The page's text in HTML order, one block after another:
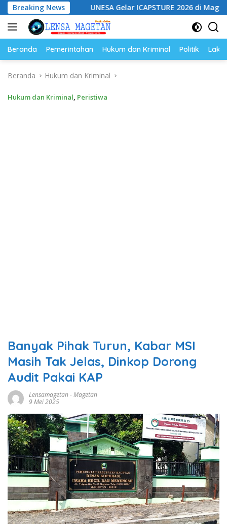
Langsung
ke
konten
Breaking NewsUNESA Gelar ICAPSTURE 2026 di Magetan, Dorong
Beranda Pemerintahan Hukum dan Kriminal Politik
Beranda Hukum dan Kriminal
Hukum dan Kriminal, Peristiwa
Banyak Pihak Turun, Kabar MSI
Masih Tak Jelas, Dinkop Dorong
Audit Pakai KAP
Lensamagetan-Magetan
9 Mei 2025